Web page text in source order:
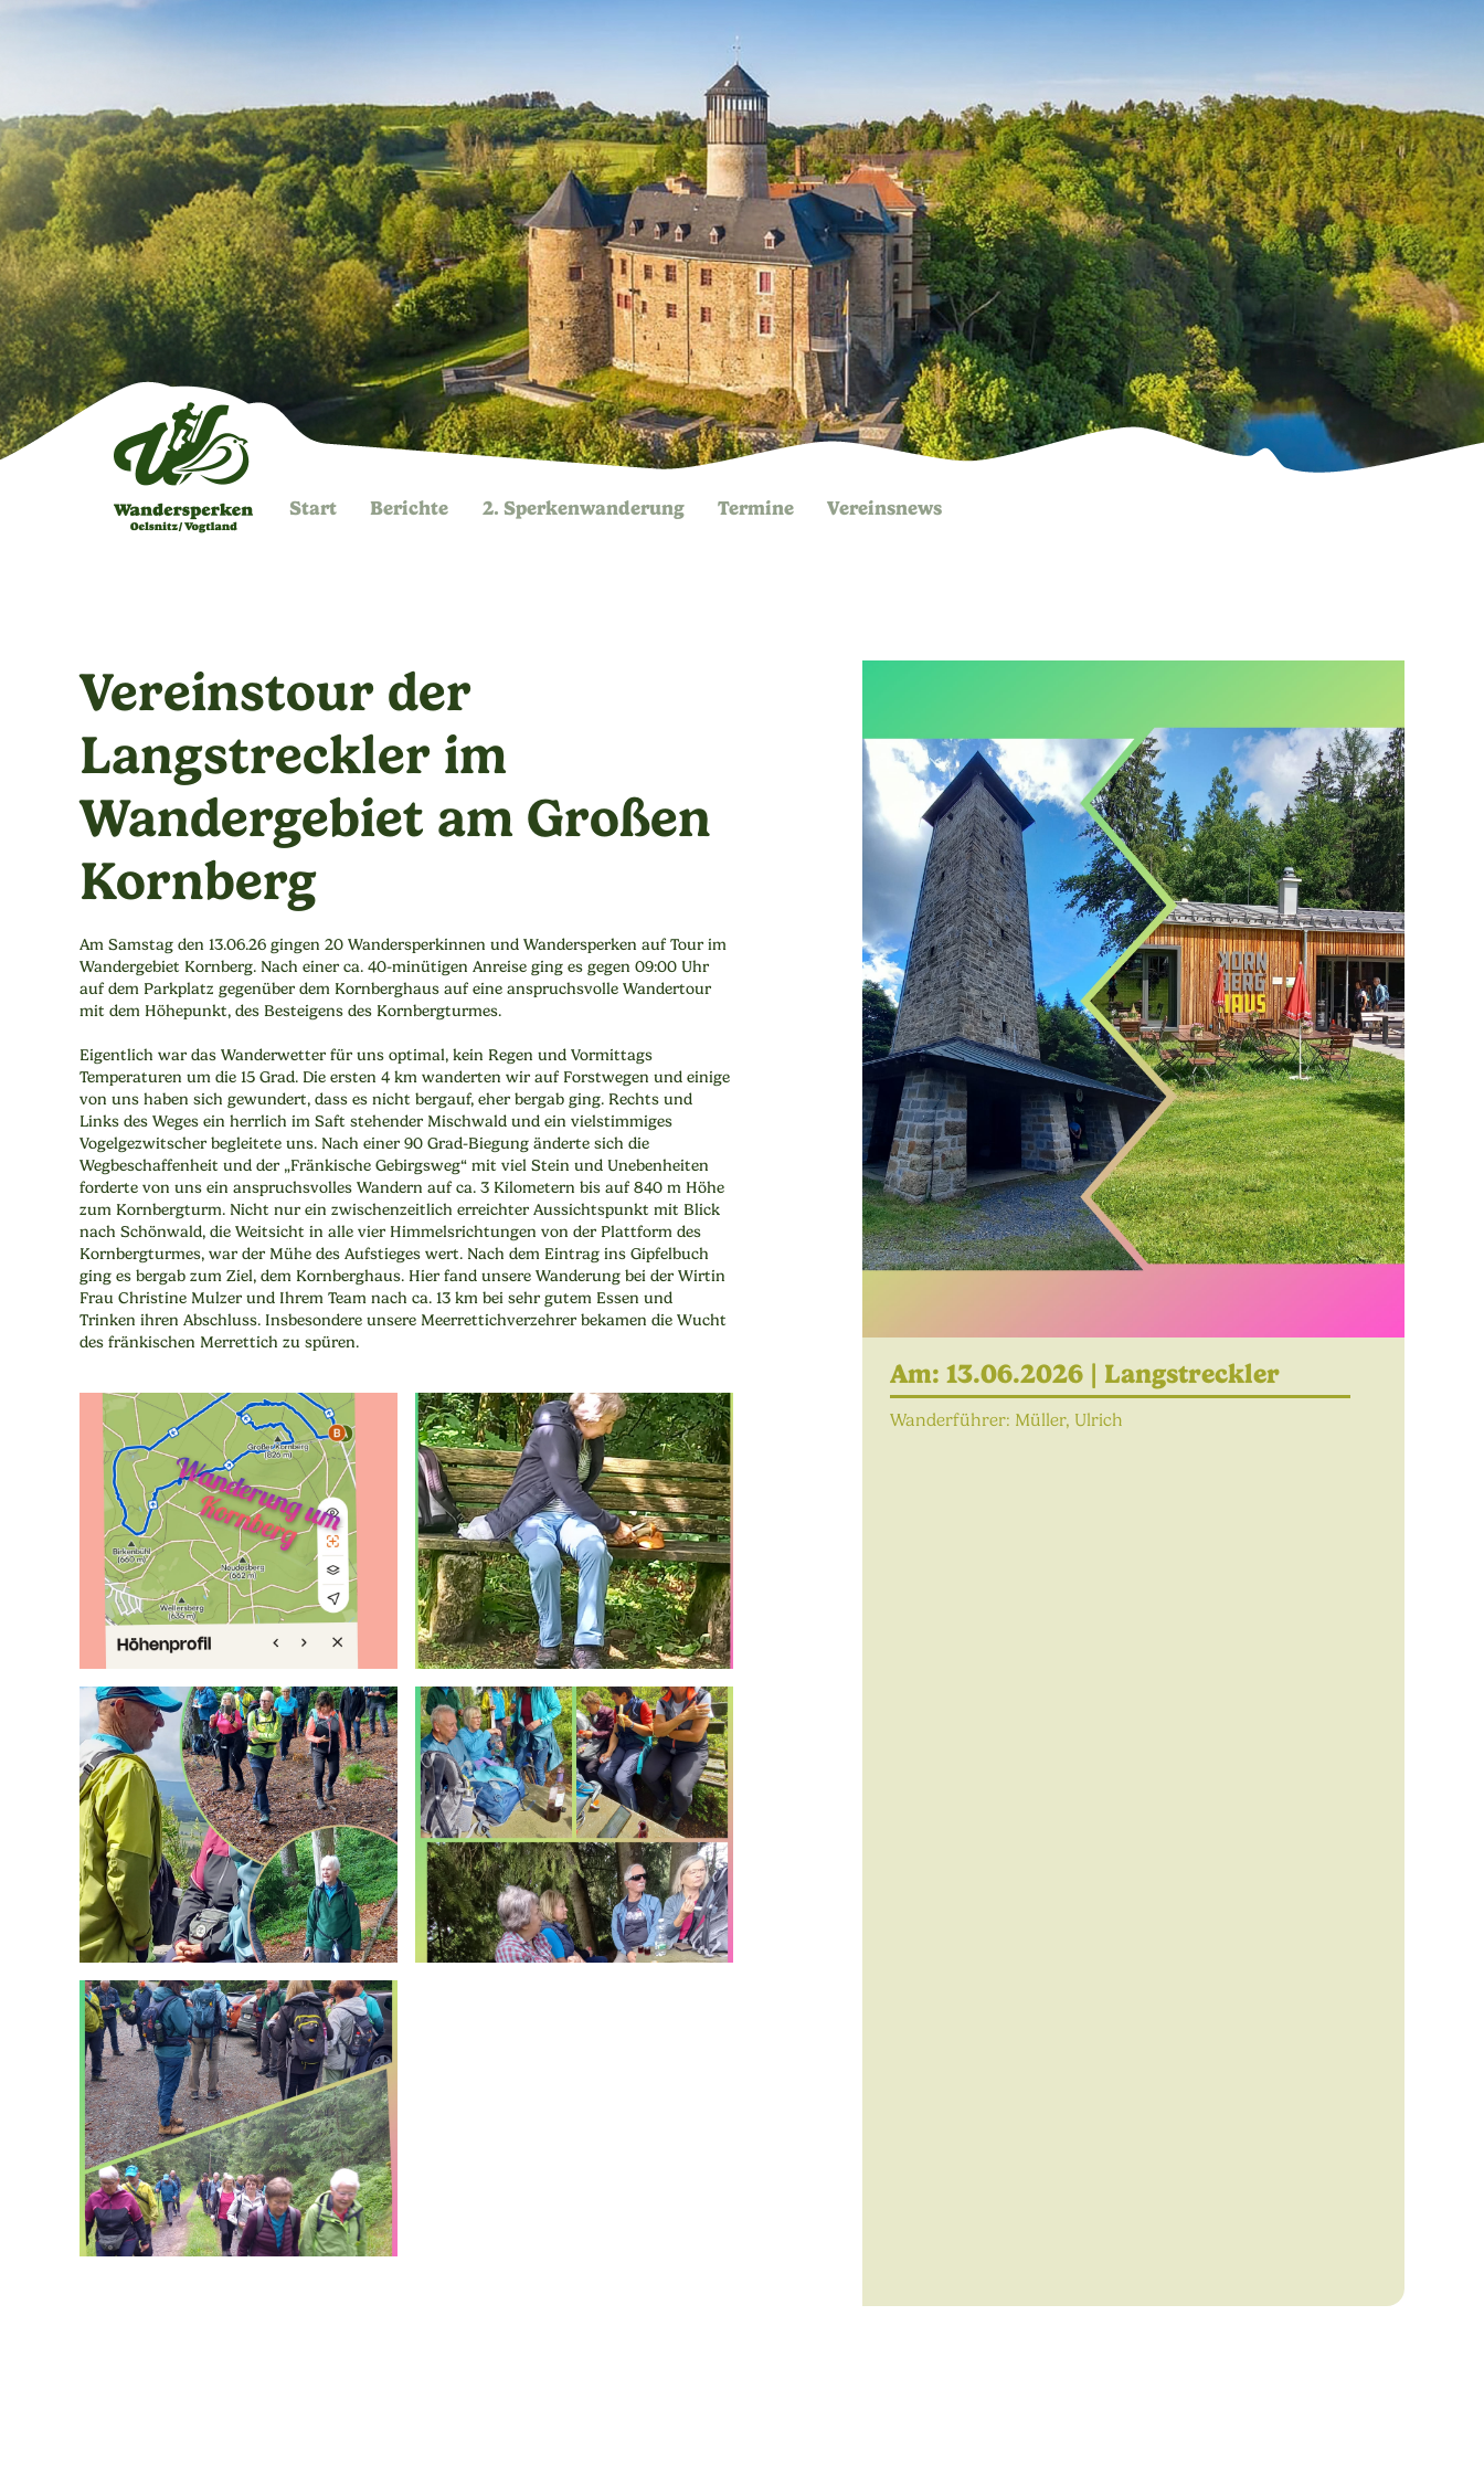
Start Berichte 2. Sperkenwanderung Termine Vereinsnews
Vereinstour der
Langstreckler im
Wandergebiet am Großen
Kornberg
Am Samstag den 13.06.26 gingen 20 Wandersperkinnen und Wandersperken auf Tour im
Wandergebiet Kornberg. Nach einer ca. 40-minütigen Anreise ging es gegen 09:00 Uhr
auf dem Parkplatz gegenüber dem Kornberghaus auf eine anspruchsvolle Wandertour
mit dem Höhepunkt, des Besteigens des Kornbergturmes.
Eigentlich war das Wanderwetter für uns optimal, kein Regen und Vormittags
Temperaturen um die 15 Grad. Die ersten 4 km wanderten wir auf Forstwegen und einige
von uns haben sich gewundert, dass es nicht bergauf, eher bergab ging. Rechts und
Links des Weges ein herrlich im Saft stehender Mischwald und ein vielstimmiges
Vogelgezwitscher begleitete uns. Nach einer 90 Grad-Biegung änderte sich die
Wegbeschaffenheit und der „Fränkische Gebirgsweg“ mit viel Stein und Unebenheiten
forderte von uns ein anspruchsvolles Wandern auf ca. 3 Kilometern bis auf 840 m Höhe
zum Kornbergturm. Nicht nur ein zwischenzeitlich erreichter Aussichtspunkt mit Blick
nach Schönwald, die Weitsicht in alle vier Himmelsrichtungen von der Plattform des
Kornbergturmes, war der Mühe des Aufstieges wert. Nach dem Eintrag ins Gipfelbuch
ging es bergab zum Ziel, dem Kornberghaus. Hier fand unsere Wanderung bei der Wirtin
Frau Christine Mulzer und Ihrem Team nach ca. 13 km bei sehr gutem Essen und
Trinken ihren Abschluss. Insbesondere unsere Meerrettichverzehrer bekamen die Wucht
des fränkischen Merrettich zu spüren.
Am: 13.06.2026 | Langstreckler
Wanderführer: Müller, Ulrich